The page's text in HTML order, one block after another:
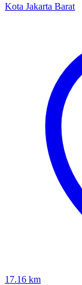
Kota Jakarta Barat
17.16 km